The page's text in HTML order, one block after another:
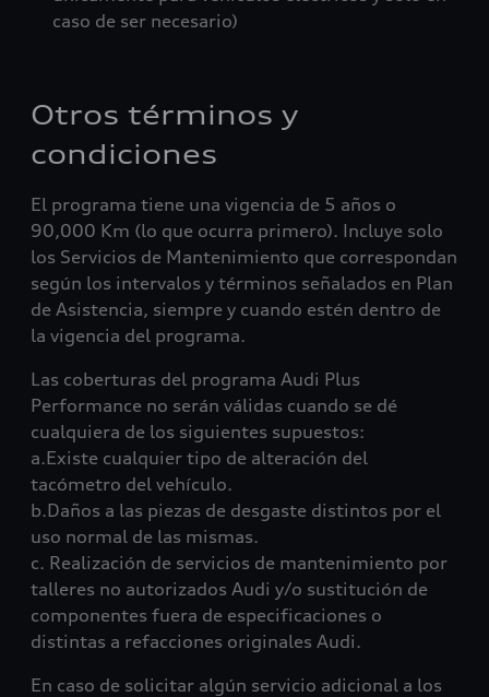
caso de ser necesario)
Otros términos y
condiciones
El programa tiene una vigencia de 5 años o
90,000 Km (lo que ocurra primero). Incluye solo
los Servicios de Mantenimiento que correspondan
según los intervalos y términos señalados en Plan
de Asistencia, siempre y cuando estén dentro de
la vigencia del programa.
Las coberturas del programa Audi Plus
Performance no serán válidas cuando se dé
cualquiera de los siguientes supuestos:
a.Existe cualquier tipo de alteración del
tacómetro del vehículo.
b.Daños a las piezas de desgaste distintos por el
uso normal de las mismas.
c. Realización de servicios de mantenimiento por
talleres no autorizados Audi y/o sustitución de
componentes fuera de especificaciones o
distintas a refacciones originales Audi.
En caso de solicitar algún servicio adicional a los